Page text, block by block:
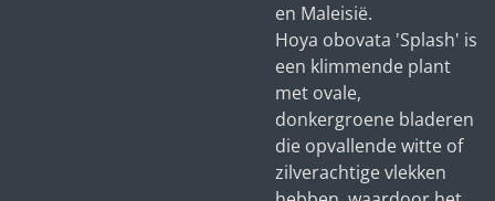
en Maleisië.
Hoya obovata 'Splash' is
een klimmende plant
met ovale,
donkergroene bladeren
die opvallende witte of
zilverachtige vlekken